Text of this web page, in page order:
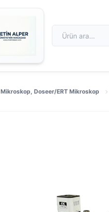
Mikroskop, Doseer/ERT Mikroskop